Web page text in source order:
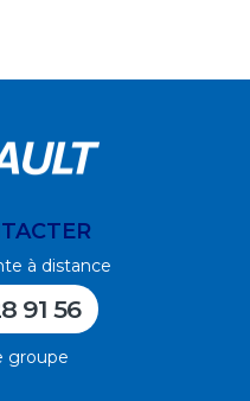
à distance
91 56
groupe